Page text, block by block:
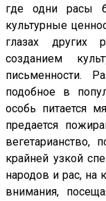
где одни расы
культурные
глазах других
созданием
письменности.
подобное в
особь питается
предается
вегетарианство,
крайней узкой
народов и рас,
внимания,